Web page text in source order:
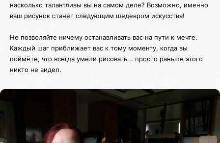
насколько талантливы вы на самом деле? Возможно, именно
ваш рисунок станет следующим шедевром искусства!
Не позволяйте ничему останавливать вас на пути к мечте.
Каждый шаг приближает вас к тому моменту, когда вы
поймёте, что всегда умели рисовать... просто раньше этого
никто не видел.